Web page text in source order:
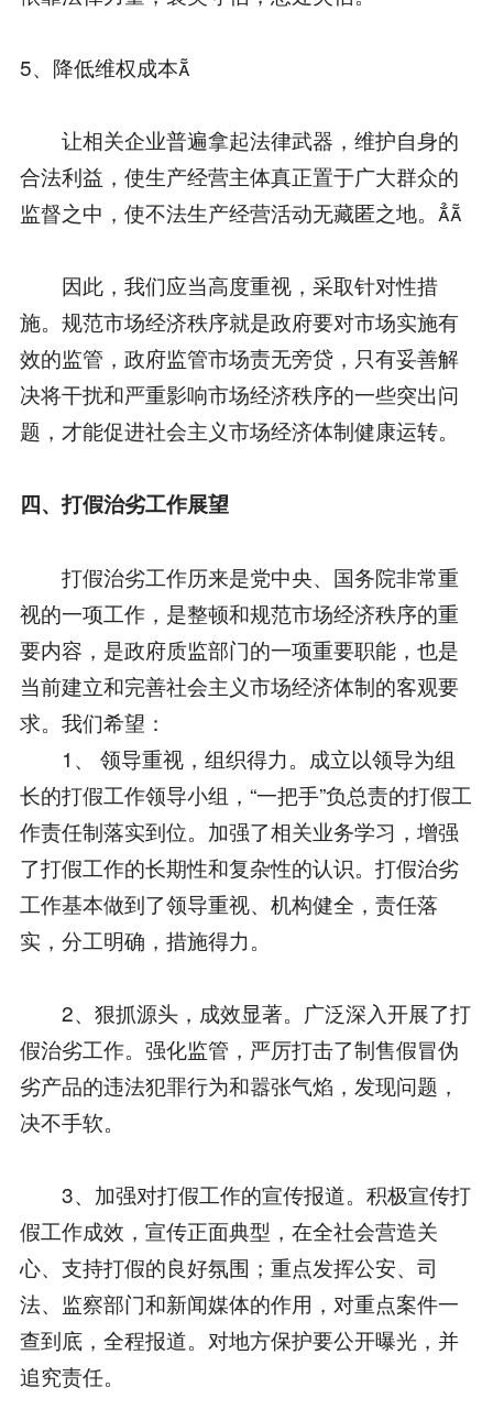
5、降低维权成本
让相关企业普遍拿起法律武器，维护自身的
合法利益，使生产经营主体真正置于广大群众的
监督之中，使不法生产经营活动无藏匿之地。
因此，我们应当高度重视，采取针对性措
施。规范市场经济秩序就是政府要对市场实施有
效的监管，政府监管市场责无旁贷，只有妥善解
决将干扰和严重影响市场经济秩序的一些突出问
题，才能促进社会主义市场经济体制健康运转。
四、打假治劣工作展望
打假治劣工作历来是党中央、国务院非常重
视的一项工作，是整顿和规范市场经济秩序的重
要内容，是政府质监部门的一项重要职能，也是
当前建立和完善社会主义市场经济体制的客观要
求。我们希望：
1、 领导重视，组织得力。成立以领导为组
长的打假工作领导小组，“一把手”负总责的打假工
作责任制落实到位。加强了相关业务学习，增强
了打假工作的长期性和复杂性的认识。打假治劣
工作基本做到了领导重视、机构健全，责任落
实，分工明确，措施得力。
2、狠抓源头，成效显著。广泛深入开展了打
假治劣工作。强化监管，严厉打击了制售假冒伪
劣产品的违法犯罪行为和嚣张气焰，发现问题，
决不手软。
3、加强对打假工作的宣传报道。积极宣传打
假工作成效，宣传正面典型，在全社会营造关
心、支持打假的良好氛围；重点发挥公安、司
法、监察部门和新闻媒体的作用，对重点案件一
查到底，全程报道。对地方保护要公开曝光，并
追究责任。